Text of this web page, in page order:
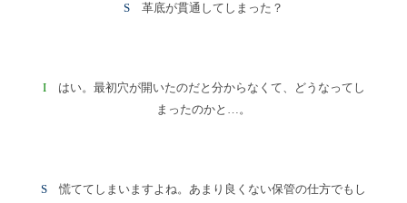
S 革底が貫通してしまった？
Iはい。最初穴が開いたのだと分からなくて、どうなってし
まったのかと…。
S 慌ててしまいますよね。あまり良くない保管の仕方でもし